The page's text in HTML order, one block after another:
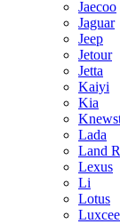
Jaecoo
Jaguar
Jeep
Jetour
Jetta
Kaiyi
Kia
Lada
Land
Lexus
Li
Lotus